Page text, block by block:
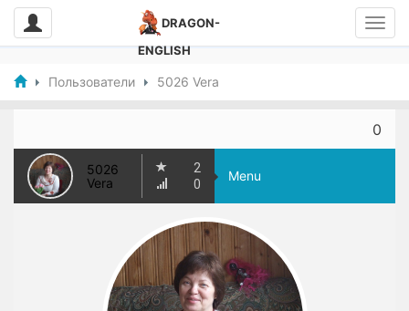
DRAGON-
ENGLISH
Пользователи 5026 Vera
0
5026
Vera
2
0
Menu